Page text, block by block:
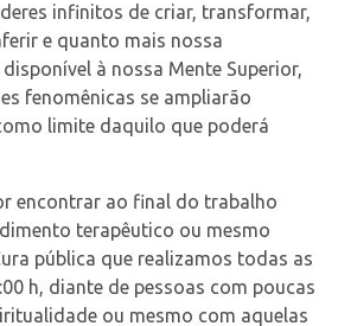
infinitos de criar, transformar,
e quanto mais nossa
à nossa Mente Superior,
fenomênicas se ampliarão
limite daquilo que poderá
encontrar ao final do trabalho
terapêutico ou mesmo
pública que realizamos todas as
h, diante de pessoas com poucas
ou mesmo com aquelas